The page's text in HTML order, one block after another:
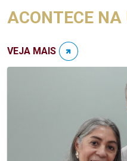
ACONTECE
VEJA MAIS